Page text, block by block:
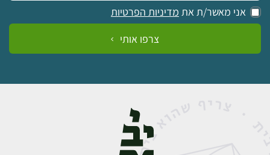
אני מאשר/ת את מדיניות הפרטיות
צרפו אותי